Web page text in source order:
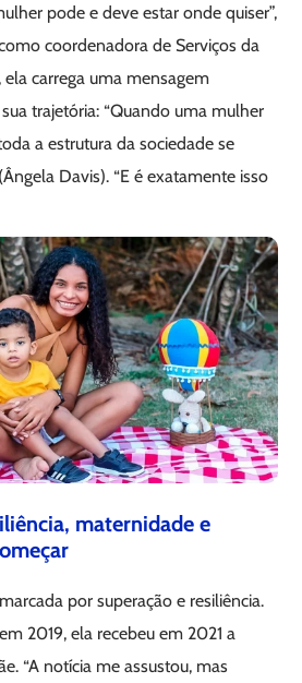
pode e deve estar onde quiser”,
coordenadora de Serviços da
ela carrega uma mensagem
trajetória: “Quando uma mulher
a estrutura da sociedade se
Davis). “E é exatamente isso
maternidade e
por superação e resiliência.
2019, ela recebeu em 2021 a
“A notícia me assustou, mas